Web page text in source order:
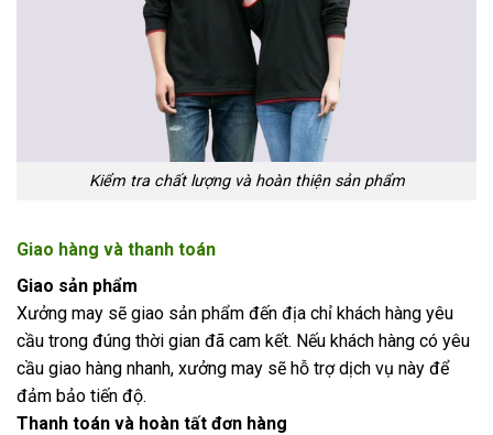
Kiểm tra chất lượng và hoàn thiện sản phẩm
Giao hàng và thanh toán
Giao sản phẩm
Xưởng may sẽ giao sản phẩm đến địa chỉ khách hàng yêu
cầu trong đúng thời gian đã cam kết. Nếu khách hàng có yêu
cầu giao hàng nhanh, xưởng may sẽ hỗ trợ dịch vụ này để
đảm bảo tiến độ.
Thanh toán và hoàn tất đơn hàng